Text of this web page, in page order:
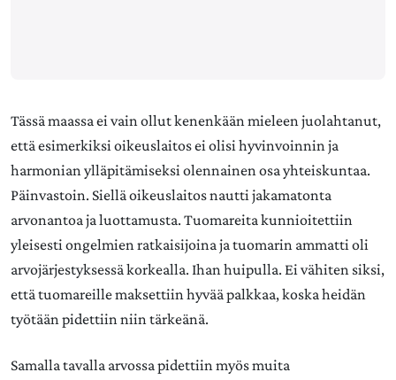
Tässä maassa ei vain ollut kenenkään mieleen juolahtanut,
että esimerkiksi oikeuslaitos ei olisi hyvinvoinnin ja
harmonian ylläpitämiseksi olennainen osa yhteiskuntaa.
Päinvastoin. Siellä oikeuslaitos nautti jakamatonta
arvonantoa ja luottamusta. Tuomareita kunnioitettiin
yleisesti ongelmien ratkaisijoina ja tuomarin ammatti oli
arvojärjestyksessä korkealla. Ihan huipulla. Ei vähiten siksi,
että tuomareille maksettiin hyvää palkkaa, koska heidän
työtään pidettiin niin tärkeänä.
Samalla tavalla arvossa pidettiin myös muita